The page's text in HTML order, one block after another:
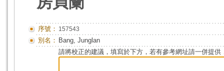
序號： 157543
別名： Bang, Junglan
請將校正的建議，填寫於下方，若有參考網址請一併提供